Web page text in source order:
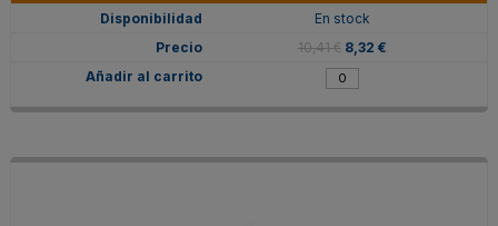
En stock
10,41 € 8,32 €